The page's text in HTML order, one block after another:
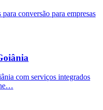
conversão para empresas
com serviços integrados